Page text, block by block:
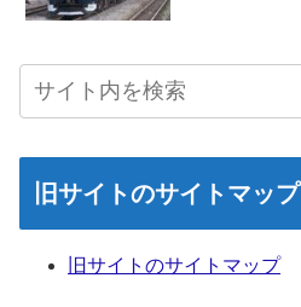
旧サイトのサイトマップ
旧サイトのサイトマップ